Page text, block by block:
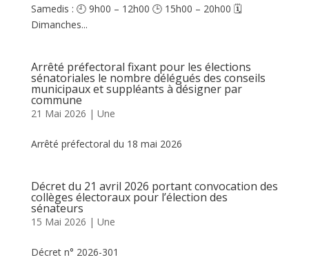
Samedis : 🕘 9h00 – 12h00 🕒 15h00 – 20h00 🗓️
Dimanches...
Arrêté préfectoral fixant pour les élections
sénatoriales le nombre délégués des conseils
municipaux et suppléants à désigner par
commune
21 Mai 2026 | Une
Arrêté préfectoral du 18 mai 2026
Décret du 21 avril 2026 portant convocation des
collèges électoraux pour l’élection des
sénateurs
15 Mai 2026 | Une
Décret n° 2026-301